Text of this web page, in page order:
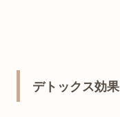
デトックス効果